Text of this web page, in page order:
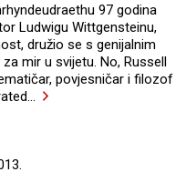
97 godina
Ludwigu Wittgensteinu,
družio se s genijalnim
mir u svijetu. No, Russell
povjesničar i filozof
…